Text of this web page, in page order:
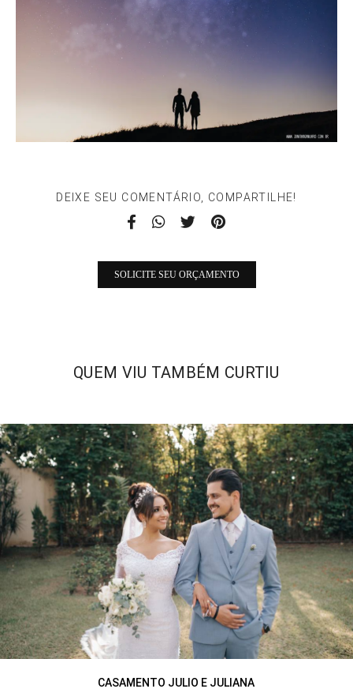
DEIXE SEU COMENTÁRIO, COMPARTILHE!
SOLICITE SEU ORÇAMENTO
QUEM VIU TAMBÉM CURTIU
CASAMENTO JULIO E JULIANA